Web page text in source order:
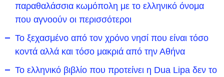
παραθαλάσσια κωμόπολη με το ελληνικό όνομα
που αγνοούν οι περισσότεροι
To ξεχασμένο από τον χρόνο νησί που είναι τόσο
κοντά αλλά και τόσο μακριά από την Αθήνα
Το ελληνικό βιβλίο που προτείνει η Dua Lipa δεν το